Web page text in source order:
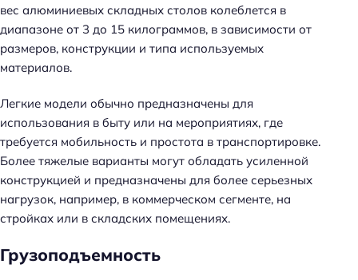
вес алюминиевых складных столов колеблется в
диапазоне от 3 до 15 килограммов, в зависимости от
размеров, конструкции и типа используемых
материалов.
Легкие модели обычно предназначены для
использования в быту или на мероприятиях, где
требуется мобильность и простота в транспортировке.
Более тяжелые варианты могут обладать усиленной
конструкцией и предназначены для более серьезных
нагрузок, например, в коммерческом сегменте, на
стройках или в складских помещениях.
Грузоподъемность